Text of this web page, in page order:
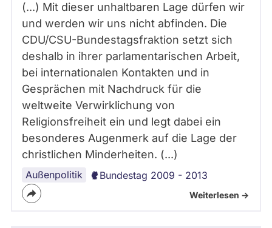
(...) Mit dieser unhaltbaren Lage dürfen wir
und werden wir uns nicht abfinden. Die
CDU/CSU-Bundestagsfraktion setzt sich
deshalb in ihrer parlamentarischen Arbeit,
bei internationalen Kontakten und in
Gesprächen mit Nachdruck für die
weltweite Verwirklichung von
Religionsfreiheit ein und legt dabei ein
besonderes Augenmerk auf die Lage der
christlichen Minderheiten. (...)
Außenpolitik Bundestag 2009 - 2013
Weiterlesen ->